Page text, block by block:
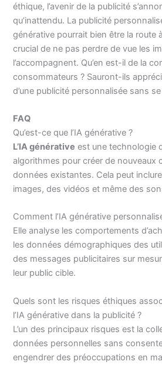
éthique, l’avenir de la publicité
qu’inattendu. La publicité
générative pourrait bien être la route
crucial de ne pas perdre de vue les
l’accompagnent. Qu’en est-il de la
consommateurs ? Sauront-ils
d’une publicité personnalisée sans
FAQ
Qu’est-ce que l’IA générative ?
L’IA générative est une technologie
algorithmes pour créer de nouveaux
données existantes. Cela peut
images, des vidéos et même des
Comment l’IA générative
Elle analyse les comportements
les données démographiques des
des messages publicitaires sur
leur public cible.
Quels sont les risques éthiques
l’IA générative dans la publicité ?
L’un des principaux risques est la
données personnelles sans
engendrer des préoccupations en